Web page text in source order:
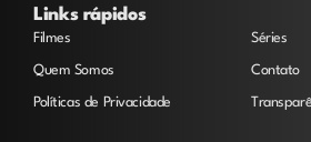
Links rápidos
Filmes Séries
Quem Somos Contato
Políticas de Privacidade